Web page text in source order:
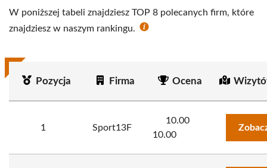
W poniższej tabeli znajdziesz TOP 8 polecanych firm, które
znajdziesz w naszym rankingu.
Pozycja Firma Ocena
1 Sport13F
10.00
10.00